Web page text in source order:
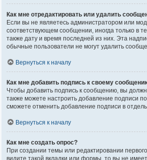
Как мне отредактировать или удалить
Если вы не являетесь администратором или
соответствующем сообщении, иногда только в
также дату и время последней из них. Эта
обычные пользователи не могут удалить
Вернуться к началу
Как мне добавить подпись к своему
Чтобы добавить подпись к сообщению, вы
также можете настроить добавление подписи
сможете отменить добавление подписи в
Вернуться к началу
Как мне создать опрос?
При создании темы или редактировании
видите такой вкладки или формы, то вы не